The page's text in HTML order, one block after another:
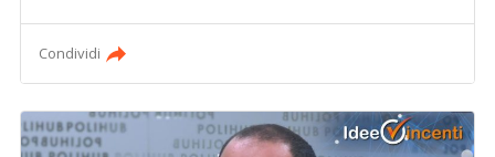
Condividi